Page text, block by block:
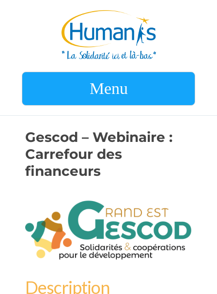
Menu
Gescod – Webinaire :
Carrefour des
financeurs
Description